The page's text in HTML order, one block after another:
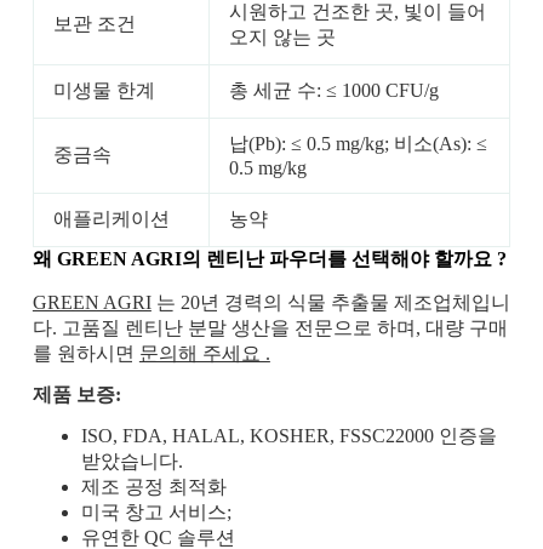
보관 조건
시원하고 건조한 곳, 빛이 들어
오지 않는 곳
미생물 한계 총 세균 수: ≤ 1000 CFU/g
중금속
납(Pb): ≤ 0.5 mg/kg; 비소(As): ≤
0.5 mg/kg
애플리케이션
농약
왜 GREEN AGRI의 렌티난 파우더를 선택해야 할까요 ?
GREEN AGRI는 20년 경력의 식물 추출물 제조업체입니
다. 고품질 렌티난 분말 생산을 전문으로 하며, 대량 구매
를 원하시면 문의해 주세요 .
제품 보증:
ISO, FDA, HALAL, KOSHER, FSSC22000 인증을
받았습니다.
제조 공정 최적화
미국 창고 서비스;
유연한 QC 솔루션